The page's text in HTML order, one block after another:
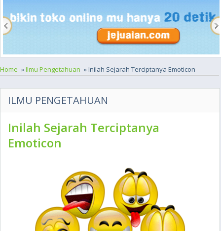
Home »Ilmu Pengetahuan » Inilah Sejarah Terciptanya Emoticon
ILMU PENGETAHUAN
Inilah Sejarah Terciptanya
Emoticon